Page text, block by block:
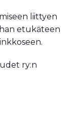
liittyen
etukäteen
ry:n